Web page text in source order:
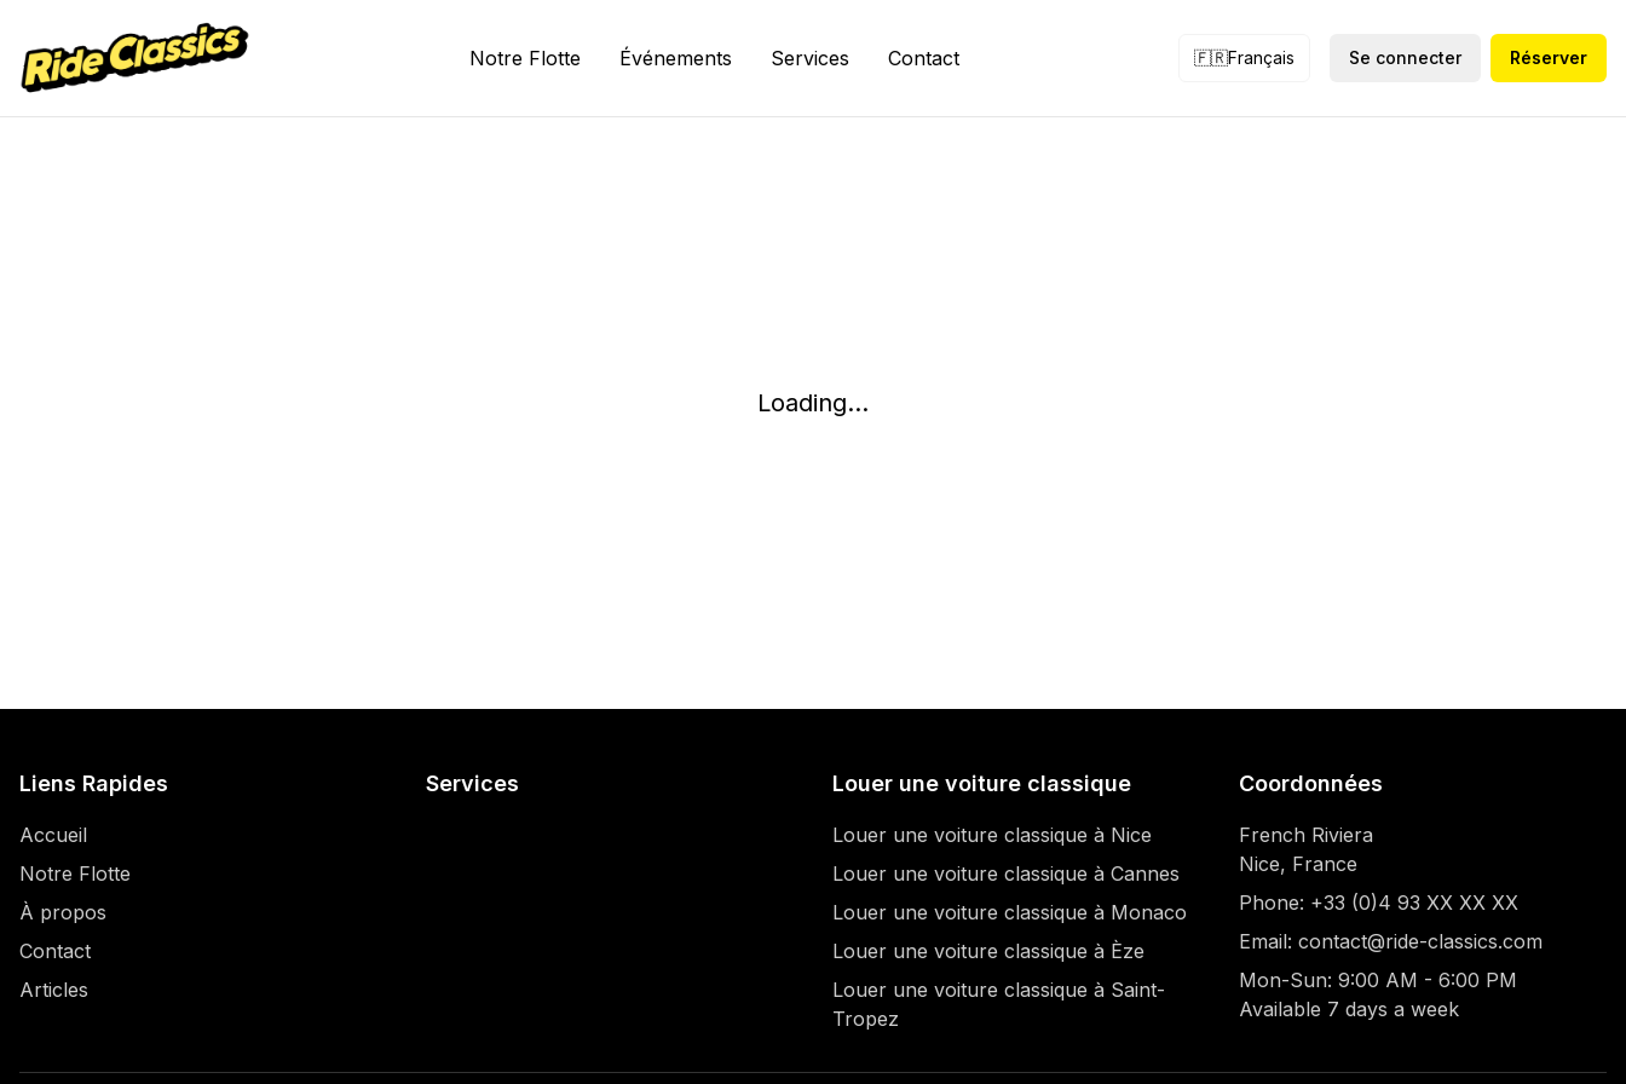
Notre Flotte Événements Services Contact 🇫🇷Français Se connecter Réserver
Loading...
Liens Rapides
Accueil
Notre Flotte
À propos
Contact
Articles
Services Louer une voiture classique
Louer une voiture classique à Nice
Louer une voiture classique à Cannes
Louer une voiture classique à Monaco
Louer une voiture classique à Èze
Louer une voiture classique à Saint-
Tropez
Coordonnées
French Riviera
Nice, France
Phone: +33 (0)4 93 XX XX XX
Email: contact@ride-classics.com
Mon-Sun: 9:00 AM - 6:00 PM
Available 7 days a week